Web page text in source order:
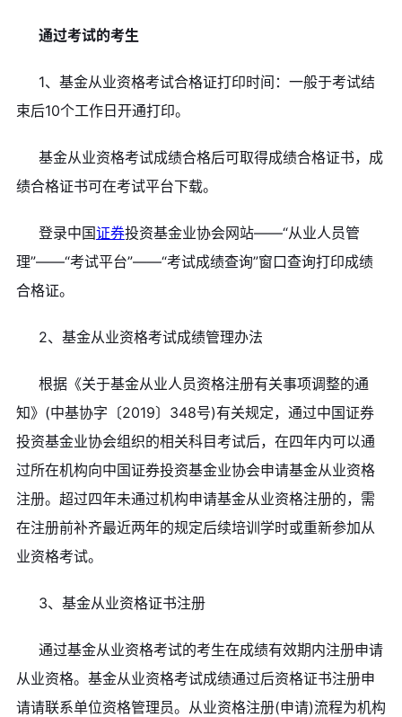
通过考试的考生
1、基金从业资格考试合格证打印时间：一般于考试结
束后10个工作日开通打印。
基金从业资格考试成绩合格后可取得成绩合格证书，成
绩合格证书可在考试平台下载。
登录中国证券投资基金业协会网站——“从业人员管
理”——“考试平台”——“考试成绩查询”窗口查询打印成绩
合格证。
2、基金从业资格考试成绩管理办法
根据《关于基金从业人员资格注册有关事项调整的通
知》(中基协字〔2019〕348号)有关规定，通过中国证券
投资基金业协会组织的相关科目考试后，在四年内可以通
过所在机构向中国证券投资基金业协会申请基金从业资格
注册。超过四年未通过机构申请基金从业资格注册的，需
在注册前补齐最近两年的规定后续培训学时或重新参加从
业资格考试。
3、基金从业资格证书注册
通过基金从业资格考试的考生在成绩有效期内注册申请
从业资格。基金从业资格考试成绩通过后资格证书注册申
请请联系单位资格管理员。从业资格注册(申请)流程为机构